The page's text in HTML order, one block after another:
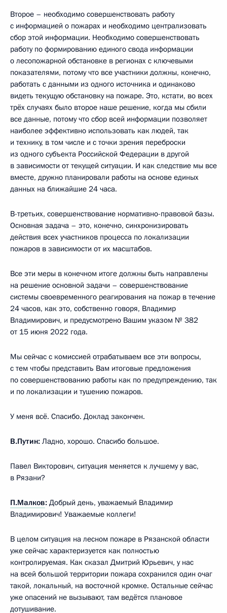
Второе – необходимо совершенствовать работу
с информацией о пожарах и необходимо централизовать
сбор этой информации. Необходимо совершенствовать
работу по формированию единого свода информации
о лесопожарной обстановке в регионах с ключевыми
показателями, потому что все участники должны, конечно,
работать с данными из одного источника и одинаково
видеть текущую обстановку на пожаре. Это, кстати, во всех
трёх случаях было второе наше решение, когда мы сбили
все данные, потому что сбор всей информации позволяет
наиболее эффективно использовать как людей, так
и технику, в том числе и с точки зрения переброски
из одного субъекта Российской Федерации в другой
в зависимости от текущей ситуации. И как следствие мы все
вместе, дружно планировали работы на основе единых
данных на ближайшие 24 часа.
В-третьих, совершенствование нормативно-правовой базы.
Основная задача – это, конечно, синхронизировать
действия всех участников процесса по локализации
пожаров в зависимости от их масштабов.
Все эти меры в конечном итоге должны быть направлены
на решение основной задачи – совершенствование
системы своевременного реагирования на пожар в течение
24 часов, как это, собственно говоря, Владимир
Владимирович, и предусмотрено Вашим указом № 382
от 15 июня 2022 года.
Мы сейчас с комиссией отрабатываем все эти вопросы,
с тем чтобы представить Вам итоговые предложения
по совершенствованию работы как по предупреждению, так
и по локализации и тушению пожаров.
У меня всё. Спасибо. Доклад закончен.
В.Путин: Ладно, хорошо. Спасибо большое.
Павел Викторович, ситуация меняется к лучшему у вас,
в Рязани?
П.Малков: Добрый день, уважаемый Владимир
Владимирович! Уважаемые коллеги!
В целом ситуация на лесном пожаре в Рязанской области
уже сейчас характеризуется как полностью
контролируемая. Как сказал Дмитрий Юрьевич, у нас
на всей большой территории пожара сохранился один очаг
такой, локальный, на восточной кромке. Остальные сейчас
уже опасений не вызывают, там ведётся плановое
дотушивание.